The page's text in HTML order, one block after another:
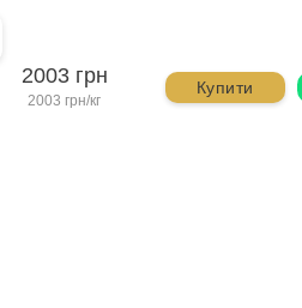
2003 грн
2003 грн/кг
Купити